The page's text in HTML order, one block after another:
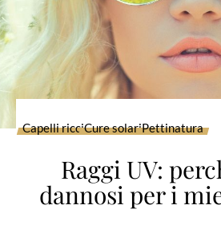
Capelli ricciCure solariPettinatura
Raggi UV:
dannosi per i